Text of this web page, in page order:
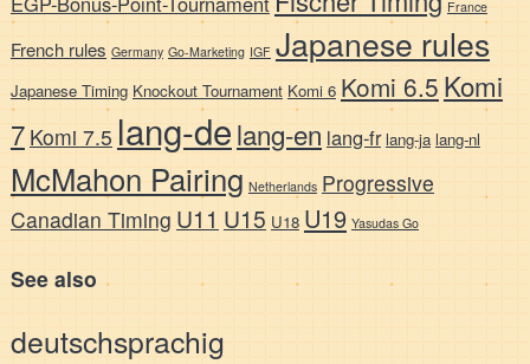
France
French rules Germany Go-Marketing IGF Japanese rules
Japanese Timing Knockout Tournament Komi 6 Komi 6.5Komi
7 Komi 7.5 lang-delang-en lang-fr lang-ja lang-nl
McMahon Pairing Netherlands Progressive
Canadian Timing U11 U15 U18 U19 Yasudas Go
See also
deutschsprachig